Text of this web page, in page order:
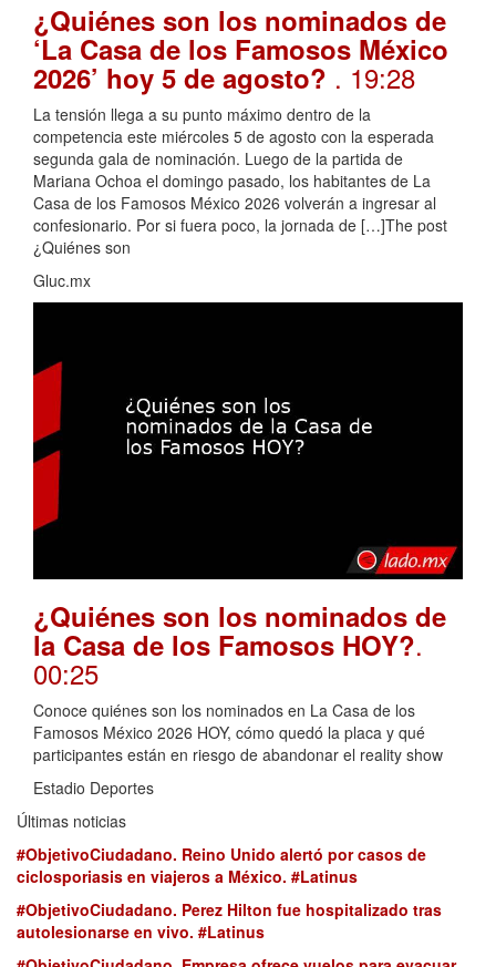
¿Quiénes son los nominados de
‘La Casa de los Famosos México
2026’ hoy 5 de agosto? . 19:28
La tensión llega a su punto máximo dentro de la
competencia este miércoles 5 de agosto con la esperada
segunda gala de nominación. Luego de la partida de
Mariana Ochoa el domingo pasado, los habitantes de La
Casa de los Famosos México 2026 volverán a ingresar al
confesionario. Por si fuera poco, la jornada de […]The post
¿Quiénes son
Gluc.mx
¿Quiénes son los nominados de
la Casa de los Famosos HOY?.
00:25
Conoce quiénes son los nominados en La Casa de los
Famosos México 2026 HOY, cómo quedó la placa y qué
participantes están en riesgo de abandonar el reality show
Estadio Deportes
Últimas noticias
#ObjetivoCiudadano. Reino Unido alertó por casos de
ciclosporiasis en viajeros a México. #Latinus
#ObjetivoCiudadano. Perez Hilton fue hospitalizado tras
autolesionarse en vivo. #Latinus